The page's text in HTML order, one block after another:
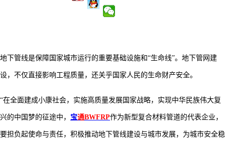
地下管线是保障国家城市运行的重要基础设施和“生命线”。地下管网建
设，不仅直接影响工程质量，还关乎国家人民的生命财产安全。
“在全面建成小康社会，实施高质量发展国家战略，实现中华民族伟大复
兴的中国梦的征途中， 宝通BWFRP作为新型复合材料管道的代表企业，
要担负起使命与责任，积极推动地下管线建设与城市发展，为城市安全稳